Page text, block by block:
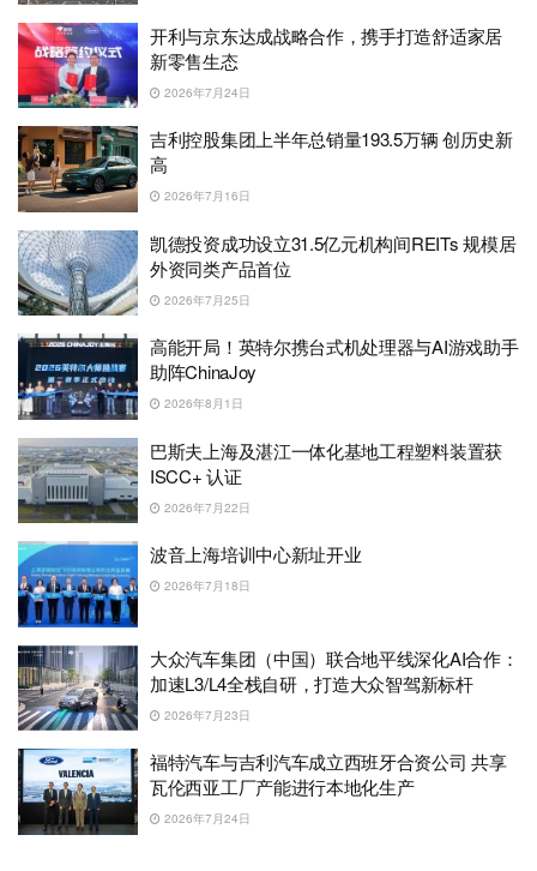
开利与京东达成战略合作，携手打造舒适家居
新零售生态
2026年7月24日
吉利控股集团上半年总销量193.5万辆 创历史新
高
2026年7月16日
凯德投资成功设立31.5亿元机构间REITs 规模居
外资同类产品首位
2026年7月25日
高能开局！英特尔携台式机处理器与AI游戏助手
助阵ChinaJoy
2026年8月1日
巴斯夫上海及湛江一体化基地工程塑料装置获
ISCC+ 认证
2026年7月22日
波音上海培训中心新址开业
2026年7月18日
大众汽车集团（中国）联合地平线深化AI合作：
加速L3/L4全栈自研，打造大众智驾新标杆
2026年7月23日
福特汽车与吉利汽车成立西班牙合资公司 共享
瓦伦西亚工厂产能进行本地化生产
2026年7月24日